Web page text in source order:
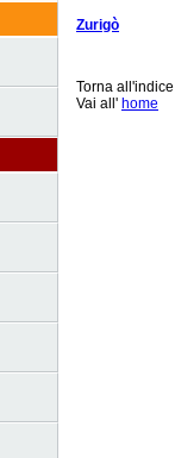
Zurigò
Torna
Vai all' home